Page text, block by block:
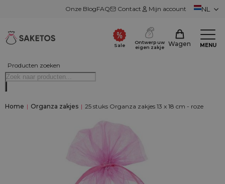
Onze BlogFAQ Contact Mijn account NL
Producten zoeken
Sale
Ontwerp uw
eigen zakje
Wagen MENU
Home | Organza zakjes | 25 stuks Organza zakjes 13 x 18 cm - roze